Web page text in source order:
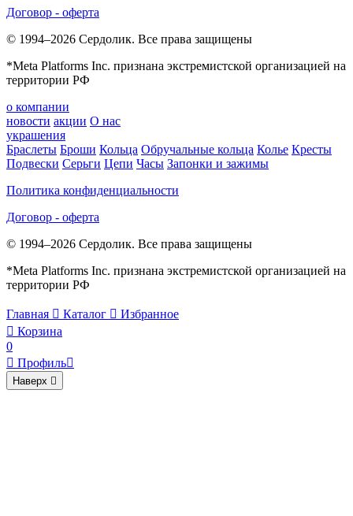
Договор - оферта
© 1994–2026 Сердолик. Все права защищены
*Meta Platforms Inc. признана экстремистской организацией на
территории РФ
о компании
новости акции О нас
украшения
Браслеты Броши Кольца Обручальные кольца Колье Кресты
Подвески Серьги Цепи Часы Запонки и зажимы
Политика конфиденциальности
Договор - оферта
© 1994–2026 Сердолик. Все права защищены
*Meta Platforms Inc. признана экстремистской организацией на
территории РФ
Главная  Каталог  Избранное
 Корзина
0
 Профиль
Наверх 